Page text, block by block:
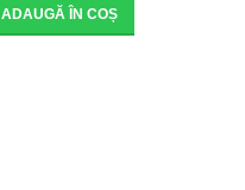
ADAUGĂ ÎN COȘ